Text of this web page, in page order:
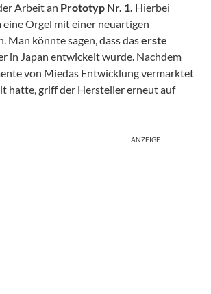
Arbeit an Prototyp Nr. 1. Hierbei
eine Orgel mit einer neuartigen
Man könnte sagen, dass daserste
in Japan entwickelt wurde. Nachdem
von Miedas Entwicklung vermarktet
hatte, griff der Hersteller erneut auf
ANZEIGE